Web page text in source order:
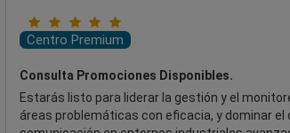
Centro Premium
Consulta Promociones Disponibles.
Estarás listo para liderar la gestión y el
áreas problemáticas con eficacia, y dominar el